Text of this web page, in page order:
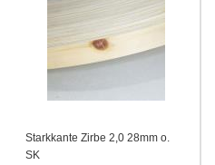
Starkkante Zirbe 2,0 28mm o.
SK